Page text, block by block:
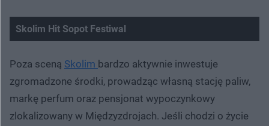
Skolim Hit Sopot Festiwal
Poza sceną Skolim bardzo aktywnie inwestuje
zgromadzone środki, prowadząc własną stację paliw,
markę perfum oraz pensjonat wypoczynkowy
zlokalizowany w Międzyzdrojach. Jeśli chodzi o życie